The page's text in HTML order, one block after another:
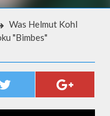
Was Helmut Kohl
"Bimbes"
–
"BIMBES"